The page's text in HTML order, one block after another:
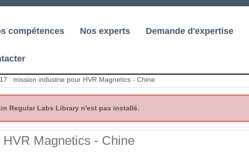
compétences Nos experts Demande d'expertise
: mission industrie pour HVR Magnetics - Chine
Regular Labs Library n'est pas installé.
Magnetics - Chine